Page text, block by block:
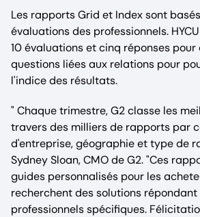
Les rapports Grid et Index sont
évaluations des professionnels.
10 évaluations et cinq réponses pour
questions liées aux relations pour
l'indice des résultats.
" Chaque trimestre, G2 classe les
travers des milliers de rapports par
d'entreprise, géographie et type de
Sydney Sloan, CMO de G2. "Ces
guides personnalisés pour les
recherchent des solutions
professionnels spécifiques.